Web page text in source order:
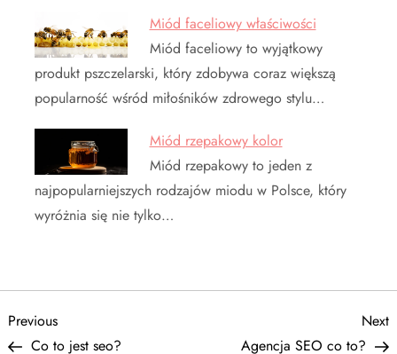
Miód faceliowy właściwości
Miód faceliowy to wyjątkowy
produkt pszczelarski, który zdobywa coraz większą
popularność wśród miłośników zdrowego stylu…
Miód rzepakowy kolor
Miód rzepakowy to jeden z
najpopularniejszych rodzajów miodu w Polsce, który
wyróżnia się nie tylko…
N
Previous
Post
Previous
Co to jest seo?
Next
Agencja SEO co to?